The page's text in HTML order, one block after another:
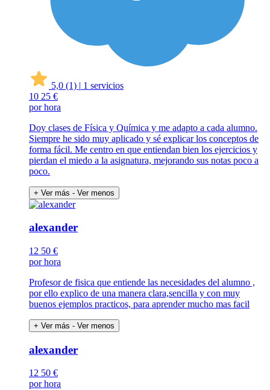
5,0 (1) | 1 servicios
10 25 €
por hora
Doy clases de Física y Química y me adapto a cada alumno.
Siempre he sido muy aplicado y sé explicar los conceptos de
forma fácil. Me centro en que entiendan bien los ejercicios y
pierdan el miedo a la asignatura, mejorando sus notas poco a
poco.
+ Ver más - Ver menos
alexander
12 50 €
por hora
Profesor de fisica que entiende las necesidades del alumno ,
por ello explico de una manera clara,sencilla y con muy
buenos ejemplos practicos, para aprender mucho mas facil
+ Ver más - Ver menos
alexander
12 50 €
por hora